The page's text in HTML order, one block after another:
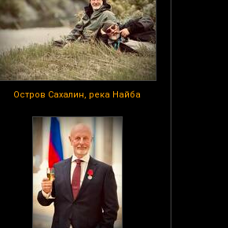
Остров Сахалин, река Найба